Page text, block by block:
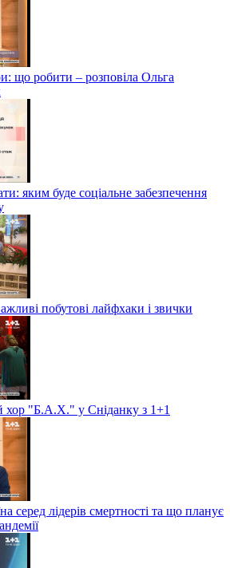
що робити – розповіла Ольга
яким буде соціальне забезпечення
побутові лайфхаки і звички
хор "Б.А.Х." у Сніданку з 1+1
серед лідерів смертності та що планує